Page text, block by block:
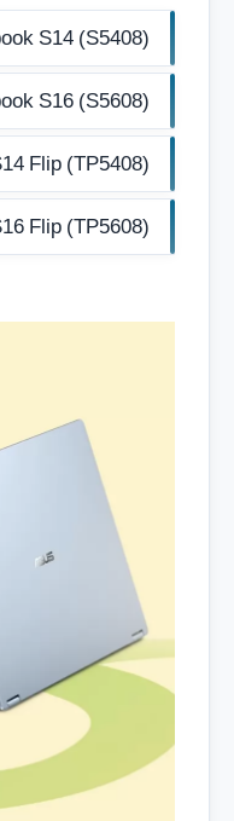
S14 (S5408)
S16 (S5608)
Flip (TP5408)
Flip (TP5608)